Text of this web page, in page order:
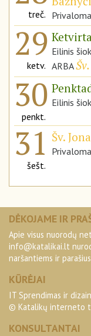
treč.
29
ketv.
Eilinis
ARBA
30
penkt.
Eilinis
31
šešt.
Šv.
DĖKOJAME IR
Apie visus nuorodų
info@katalikai.lt
naršantiems ir
KŪRĖJAI
IT Sprendimas ir
© Katalikų interneto
KONSULTANTAI